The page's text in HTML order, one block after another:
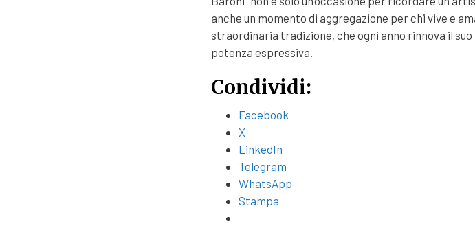
anche un momento di aggregazione per chi vive e
straordinaria tradizione, che ogni anno rinnova il suo
potenza espressiva.
Condividi:
Facebook
X
LinkedIn
Telegram
WhatsApp
Stampa